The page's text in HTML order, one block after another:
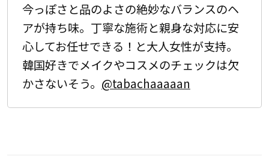
今っぽさと品のよさの絶妙なバランスのヘ
アが持ち味。丁寧な施術と親身な対応に安
心してお任せできる！と大人女性が支持。
韓国好きでメイクやコスメのチェックは欠
かさないそう。 @tabachaaaaan